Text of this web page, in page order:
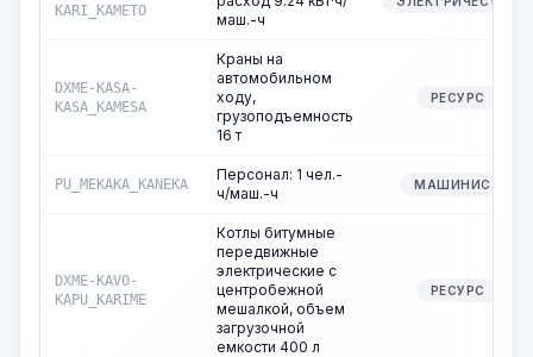
KARI_KAMETO
маш.-ч
DXME-KASA-
KASA_KAMESA
Краны на
автомобильном
ходу,
грузоподъемность
16 т
РЕСУРС
PU_MEKAKA_KANEKA
Персонал: 1 чел.-
ч/маш.-ч
МАШИНИСТ
DXME-KAVO-
KAPU_KARIME
Котлы битумные
передвижные
электрические с
центробежной
мешалкой, объем
загрузочной
емкости 400 л
РЕСУРС